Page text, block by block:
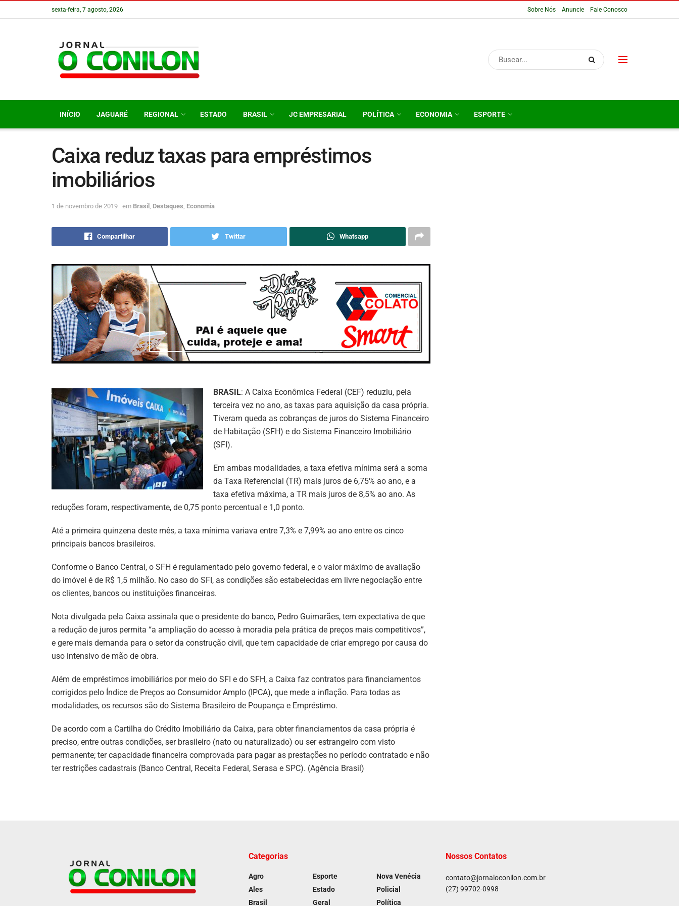
sexta-feira, 7 agosto, 2026 Sobre Nós Anuncie Fale Conosco
INÍCIO JAGUARÉ REGIONAL ESTADO BRASIL JC EMPRESARIAL POLÍTICA ECONOMIA ESPORTE
Caixa reduz taxas para empréstimos
imobiliários
1 de novembro de 2019 em Brasil Destaques Economia
Compartilhar Twittar Whatsapp
BRASIL: A Caixa Econômica Federal (CEF) reduziu, pela
terceira vez no ano, as taxas para aquisição da casa própria.
Tiveram queda as cobranças de juros do Sistema Financeiro
de Habitação (SFH) e do Sistema Financeiro Imobiliário
(SFI).
Em ambas modalidades, a taxa efetiva mínima será a soma
da Taxa Referencial (TR) mais juros de 6,75% ao ano, e a
taxa efetiva máxima, a TR mais juros de 8,5% ao ano. As
reduções foram, respectivamente, de 0,75 ponto percentual e 1,0 ponto.
Até a primeira quinzena deste mês, a taxa mínima variava entre 7,3% e 7,99% ao ano entre os cinco
principais bancos brasileiros.
Conforme o Banco Central, o SFH é regulamentado pelo governo federal, e o valor máximo de avaliação
do imóvel é de R$ 1,5 milhão. No caso do SFI, as condições são estabelecidas em livre negociação entre
os clientes, bancos ou instituições financeiras.
Nota divulgada pela Caixa assinala que o presidente do banco, Pedro Guimarães, tem expectativa de que
a redução de juros permita “a ampliação do acesso à moradia pela prática de preços mais competitivos”,
e gere mais demanda para o setor da construção civil, que tem capacidade de criar emprego por causa do
uso intensivo de mão de obra.
Além de empréstimos imobiliários por meio do SFI e do SFH, a Caixa faz contratos para financiamentos
corrigidos pelo Índice de Preços ao Consumidor Amplo (IPCA), que mede a inflação. Para todas as
modalidades, os recursos são do Sistema Brasileiro de Poupança e Empréstimo.
De acordo com a Cartilha do Crédito Imobiliário da Caixa, para obter financiamentos da casa própria é
preciso, entre outras condições, ser brasileiro (nato ou naturalizado) ou ser estrangeiro com visto
permanente; ter capacidade financeira comprovada para pagar as prestações no período contratado e não
ter restrições cadastrais (Banco Central, Receita Federal, Serasa e SPC). (Agência Brasil)
Categorias
Agro
Ales
Brasil
Esporte
Estado
Geral
Nova Venécia
Policial
Política
Nossos Contatos
contato@jornaloconilon.com.br
(27) 99702-0998